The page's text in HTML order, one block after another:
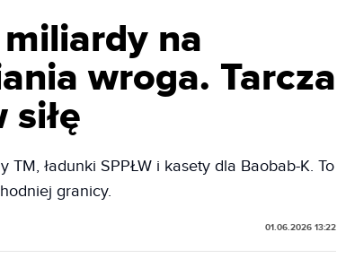
na
wroga. Tarcza
ładunki SPPŁW i kasety dla Baobab-K. To
granicy.
01.06.2026 13:22